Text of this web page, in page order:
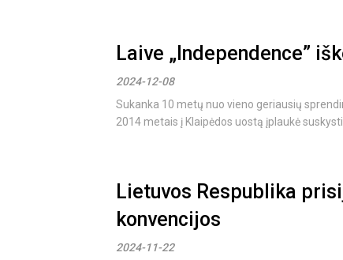
Laive „Independence”
2024-12-08
Sukanka 10 metų nuo vieno geriausių
2014 metais į Klaipėdos uostą įplaukė
Lietuvos Respublika
konvencijos
2024-11-22